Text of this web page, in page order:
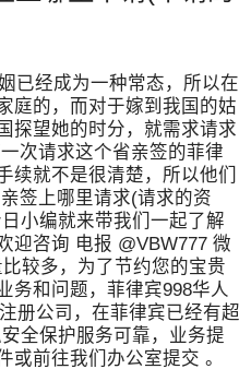
已经成为一种常态，所以在
庭的，而对于嫁到我国的姑
探望她的时分，就需求请求
次请求这个省亲签的菲律
续就不是很清楚，所以他们
签上哪里请求(请求的资
小编就来带我们一起了解
迎咨询 电报 @VBW777 微
较多，为了节约您的宝贵
务和问题，菲律宾998华人
册公司，在菲律宾已经有超
全保护服务可靠，业务提
或前往我们办公室提交 。